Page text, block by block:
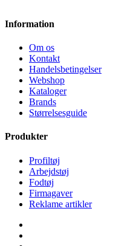
Information
Om os
Kontakt
Handelsbetingelser
Webshop
Kataloger
Brands
Størrelsesguide
Produkter
Profiltøj
Arbejdstøj
Fodtøj
Firmagaver
Reklame artikler